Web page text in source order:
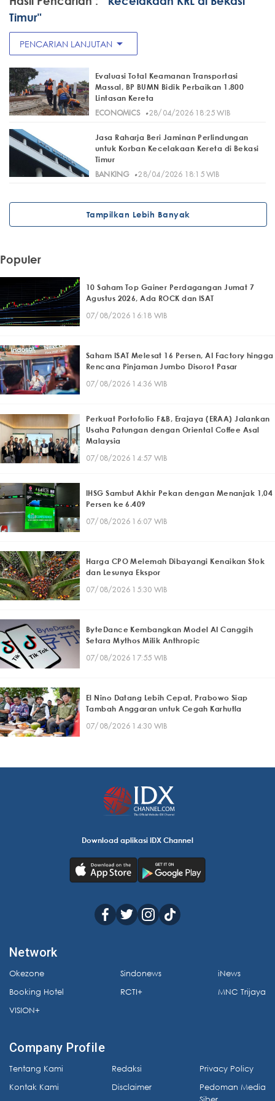
Timur"
PENCARIAN LANJUTAN arrow_drop_down
Evaluasi Total Keamanan Transportasi
Massal, BP BUMN Bidik Perbaikan 1.800
Lintasan Kereta
ECONOMICS· 28/04/2026 18:25 WIB
Jasa Raharja Beri Jaminan Perlindungan
untuk Korban Kecelakaan Kereta di Bekasi
Timur
BANKING· 28/04/2026 18:15 WIB
Tampilkan Lebih Banyak
Populer
10 Saham Top Gainer Perdagangan Jumat 7
Agustus 2026, Ada ROCK dan ISAT
07/08/2026 16:18 WIB
Saham ISAT Melesat 16 Persen, AI Factory hingga
Rencana Pinjaman Jumbo Disorot Pasar
07/08/2026 14:36 WIB
Perkuat Portofolio F&B, Erajaya (ERAA) Jalankan
Usaha Patungan dengan Oriental Coffee Asal
Malaysia
07/08/2026 14:57 WIB
IHSG Sambut Akhir Pekan dengan Menanjak 1,04
Persen ke 6.409
07/08/2026 16:07 WIB
Harga CPO Melemah Dibayangi Kenaikan Stok
dan Lesunya Ekspor
07/08/2026 15:30 WIB
ByteDance Kembangkan Model AI Canggih
Setara Mythos Milik Anthropic
07/08/2026 17:55 WIB
El Nino Datang Lebih Cepat, Prabowo Siap
Tambah Anggaran untuk Cegah Karhutla
07/08/2026 14:30 WIB
Download aplikasi IDX Channel
Network
Okezone
Booking Hotel
VISION+
Sindonews
RCTI+
iNews
MNC Trijaya
Company Profile
Tentang Kami
Kontak Kami
Redaksi
Disclaimer
Privacy Policy
Pedoman Media